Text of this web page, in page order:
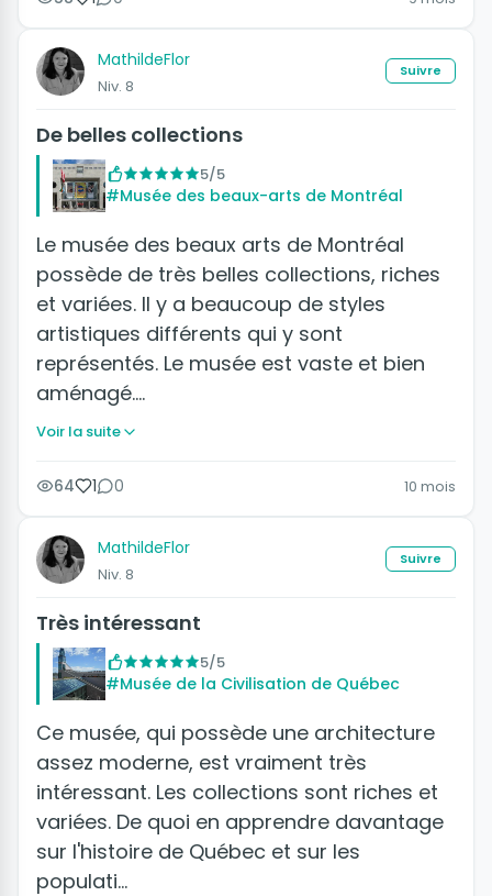
MathildeFlor
Niv. 8
Suivre
De belles collections
5/5
#Musée des beaux-arts de Montréal
Le musée des beaux arts de Montréal
possède de très belles collections, riches
et variées. Il y a beaucoup de styles
artistiques différents qui y sont
représentés. Le musée est vaste et bien
aménagé.…
Voir la suite
64 1 0 10 mois
MathildeFlor
Niv. 8
Suivre
Très intéressant
5/5
#Musée de la Civilisation de Québec
Ce musée, qui possède une architecture
assez moderne, est vraiment très
intéressant. Les collections sont riches et
variées. De quoi en apprendre davantage
sur l'histoire de Québec et sur les
populati…